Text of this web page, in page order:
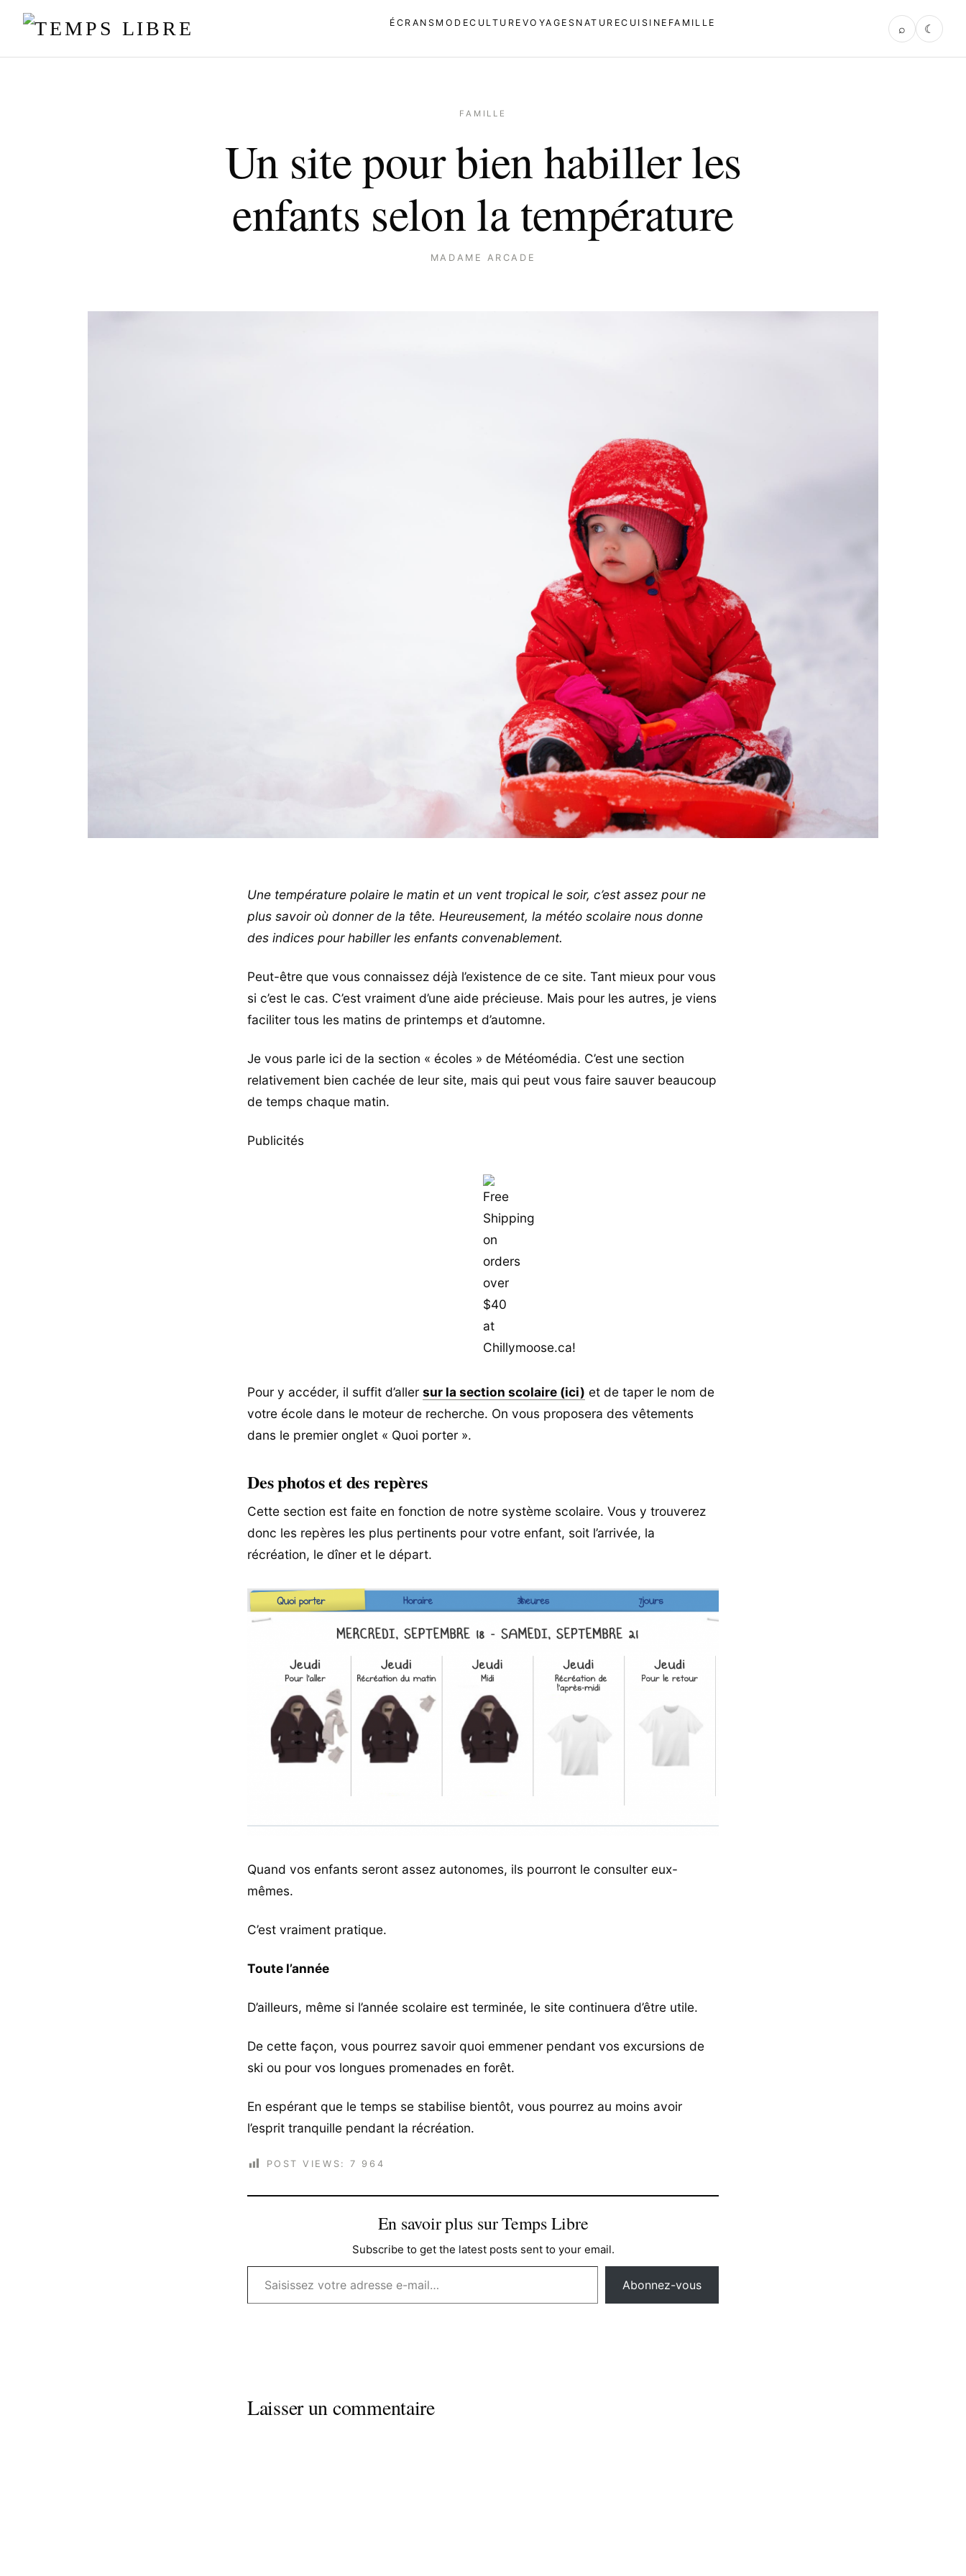
ÉCRANS MODECULTURE VOYAGES NATURECUISINE FAMILLE ⌕ ☾
FAMILLE
Un site pour bien habiller les
enfants selon la température
MADAME ARCADE
Une température polaire le matin et un vent tropical le soir, c’est assez pour ne
plus savoir où donner de la tête. Heureusement, la météo scolaire nous donne
des indices pour habiller les enfants convenablement.
Peut-être que vous connaissez déjà l’existence de ce site. Tant mieux pour vous
si c’est le cas. C’est vraiment d’une aide précieuse. Mais pour les autres, je viens
faciliter tous les matins de printemps et d’automne.
Je vous parle ici de la section « écoles » de Météomédia. C’est une section
relativement bien cachée de leur site, mais qui peut vous faire sauver beaucoup
de temps chaque matin.
Publicités
Pour y accéder, il suffit d’aller sur la section scolaire (ici) et de taper le nom de
votre école dans le moteur de recherche. On vous proposera des vêtements
dans le premier onglet « Quoi porter ».
Des photos et des repères
Cette section est faite en fonction de notre système scolaire. Vous y trouverez
donc les repères les plus pertinents pour votre enfant, soit l’arrivée, la
récréation, le dîner et le départ.
Quand vos enfants seront assez autonomes, ils pourront le consulter eux-
mêmes.
C’est vraiment pratique.
Toute l’année
D’ailleurs, même si l’année scolaire est terminée, le site continuera d’être utile.
De cette façon, vous pourrez savoir quoi emmener pendant vos excursions de
ski ou pour vos longues promenades en forêt.
En espérant que le temps se stabilise bientôt, vous pourrez au moins avoir
l’esprit tranquille pendant la récréation.
POST VIEWS: 7 964
En savoir plus sur Temps Libre
Subscribe to get the latest posts sent to your email.
Saisissez votre adresse e-mail…
Abonnez-vous
Laisser un commentaire